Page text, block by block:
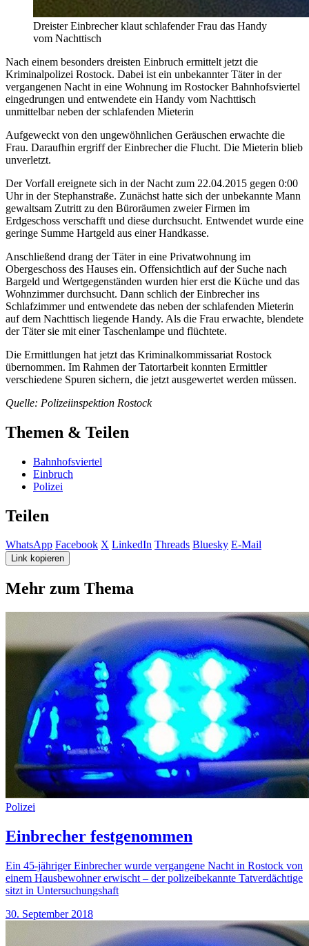
Dreister Einbrecher klaut schlafender Frau das Handy
vom Nachttisch
Nach einem besonders dreisten Einbruch ermittelt jetzt die
Kriminalpolizei Rostock. Dabei ist ein unbekannter Täter in der
vergangenen Nacht in eine Wohnung im Rostocker Bahnhofsviertel
eingedrungen und entwendete ein Handy vom Nachttisch
unmittelbar neben der schlafenden Mieterin
Aufgeweckt von den ungewöhnlichen Geräuschen erwachte die
Frau. Daraufhin ergriff der Einbrecher die Flucht. Die Mieterin blieb
unverletzt.
Der Vorfall ereignete sich in der Nacht zum 22.04.2015 gegen 0:00
Uhr in der Stephanstraße. Zunächst hatte sich der unbekannte Mann
gewaltsam Zutritt zu den Büroräumen zweier Firmen im
Erdgeschoss verschafft und diese durchsucht. Entwendet wurde eine
geringe Summe Hartgeld aus einer Handkasse.
Anschließend drang der Täter in eine Privatwohnung im
Obergeschoss des Hauses ein. Offensichtlich auf der Suche nach
Bargeld und Wertgegenständen wurden hier erst die Küche und das
Wohnzimmer durchsucht. Dann schlich der Einbrecher ins
Schlafzimmer und entwendete das neben der schlafenden Mieterin
auf dem Nachttisch liegende Handy. Als die Frau erwachte, blendete
der Täter sie mit einer Taschenlampe und flüchtete.
Die Ermittlungen hat jetzt das Kriminalkommissariat Rostock
übernommen. Im Rahmen der Tatortarbeit konnten Ermittler
verschiedene Spuren sichern, die jetzt ausgewertet werden müssen.
Quelle: Polizeiinspektion Rostock
Themen & Teilen
Bahnhofsviertel
Einbruch
Polizei
Teilen
WhatsApp Facebook X LinkedIn Threads Bluesky E-Mail
Link kopieren
Mehr zum Thema
Polizei
Einbrecher festgenommen
Ein 45-jähriger Einbrecher wurde vergangene Nacht in Rostock von
einem Hausbewohner erwischt – der polizeibekannte Tatverdächtige
sitzt in Untersuchungshaft
30. September 2018